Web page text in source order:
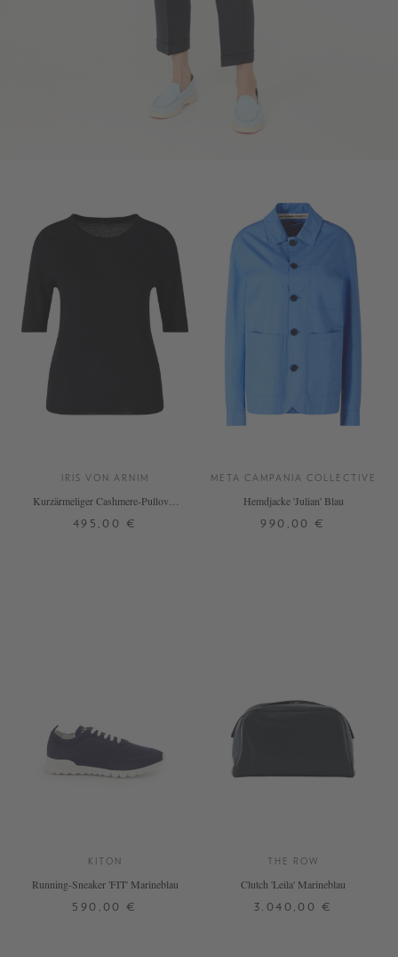
IRIS VON ARNIM
Kurzärmeliger Cashmere-Pullover
495,00 €
META CAMPANIA COLLECTIVE
Hemdjacke 'Julian' Blau
990,00 €
KITON
Running-Sneaker 'FIT' Marineblau
590,00 €
THE ROW
Clutch 'Leila' Marineblau
3.040,00 €